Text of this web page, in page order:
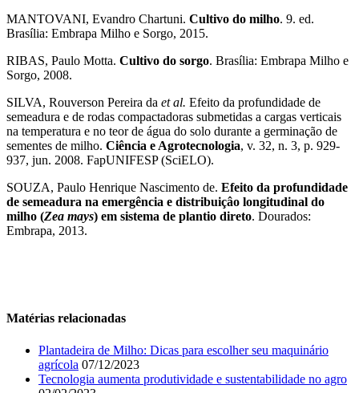
MANTOVANI, Evandro Chartuni. Cultivo do milho. 9. ed.
Brasília: Embrapa Milho e Sorgo, 2015.
RIBAS, Paulo Motta. Cultivo do sorgo. Brasília: Embrapa Milho e
Sorgo, 2008.
SILVA, Rouverson Pereira da et al. Efeito da profundidade de
semeadura e de rodas compactadoras submetidas a cargas verticais
na temperatura e no teor de água do solo durante a germinação de
sementes de milho. Ciência e Agrotecnologia, v. 32, n. 3, p. 929-
937, jun. 2008. FapUNIFESP (SciELO).
SOUZA, Paulo Henrique Nascimento de. Efeito da profundidade
de semeadura na emergência e distribuiçâo longitudinal do
milho (Zea mays) em sistema de plantio direto. Dourados:
Embrapa, 2013.
Matérias relacionadas
Plantadeira de Milho: Dicas para escolher seu maquinário
agrícola 07/12/2023
Tecnologia aumenta produtividade e sustentabilidade no agro